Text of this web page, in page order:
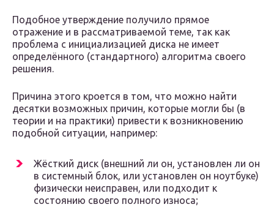
Подобное утверждение получило прямое
отражение и в рассматриваемой теме, так как
проблема с инициализацией диска не имеет
определённого (стандартного) алгоритма своего
решения.
Причина этого кроется в том, что можно найти
десятки возможных причин, которые могли бы (в
теории и на практики) привести к возникновению
подобной ситуации, например:
Жёсткий диск (внешний ли он, установлен ли он
в системный блок, или установлен он ноутбуке)
физически неисправен, или подходит к
состоянию своего полного износа;